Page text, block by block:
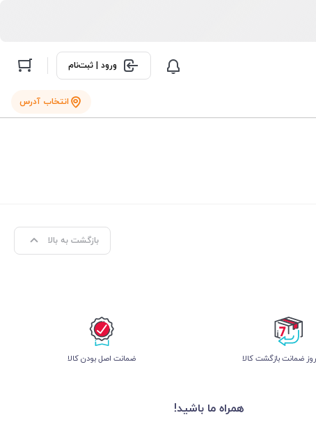
ورود | ثبت‌نام
انتخاب آدرس
بازگشت به بالا
ضمانت بازگشت کالا ﺿﻤﺎﻧﺖ اﺻﻞ ﺑﻮدن ﮐﺎﻟﺎ
همراه ما باشید!